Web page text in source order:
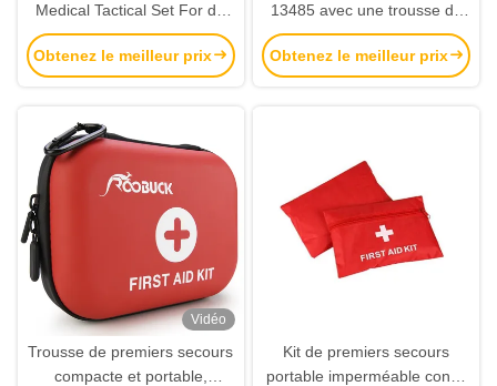
Medical Tactical Set For de
sac à dos extérieur
Obtenez le meilleur prix
13485 avec une trousse de
premiers soins d'urgence et
une durée de conservation
de 3 ans
Obtenez le meilleur prix
Vidéo
Trousse de premiers secours
compacte et portable,
Kit de premiers secours
portable imperméable conçu